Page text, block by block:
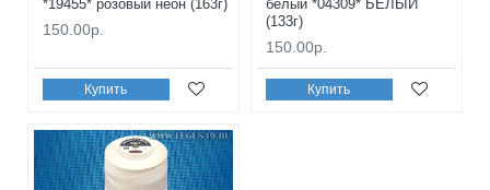
*19455* розовый неон (163г)
150.00р.
Купить
белый *04309* БЕЛЫЙ
(133г)
150.00р.
Купить